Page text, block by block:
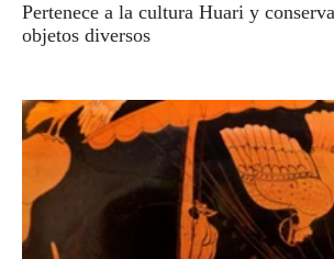
Pertenece a la cultura Huari y
objetos diversos